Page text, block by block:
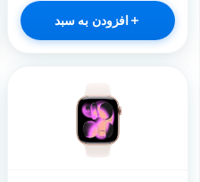
افزودن به سبد